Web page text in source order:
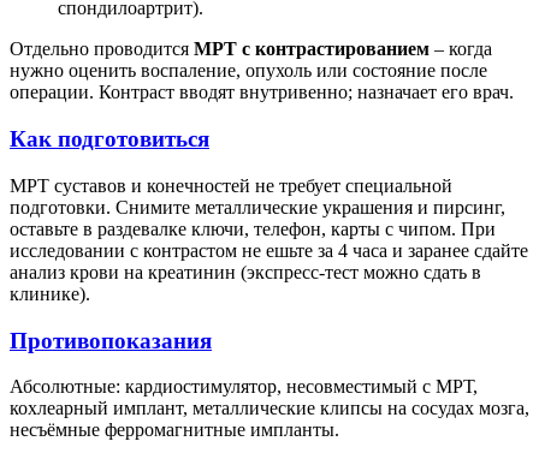
спондилоартрит).
Отдельно проводится МРТ с контрастированием – когда
нужно оценить воспаление, опухоль или состояние после
операции. Контраст вводят внутривенно; назначает его врач.
Как подготовиться
МРТ суставов и конечностей не требует специальной
подготовки. Снимите металлические украшения и пирсинг,
оставьте в раздевалке ключи, телефон, карты с чипом. При
исследовании с контрастом не ешьте за 4 часа и заранее сдайте
анализ крови на креатинин (экспресс-тест можно сдать в
клинике).
Противопоказания
Абсолютные: кардиостимулятор, несовместимый с МРТ,
кохлеарный имплант, металлические клипсы на сосудах мозга,
несъёмные ферромагнитные импланты.